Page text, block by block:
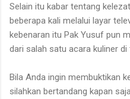
Selain itu kabar tentang
beberapa kali melalui layar
kebenaran itu Pak Yusuf pun
dari salah satu acara kuliner
Bila Anda ingin membuktikan
silahkan bertandang kapan